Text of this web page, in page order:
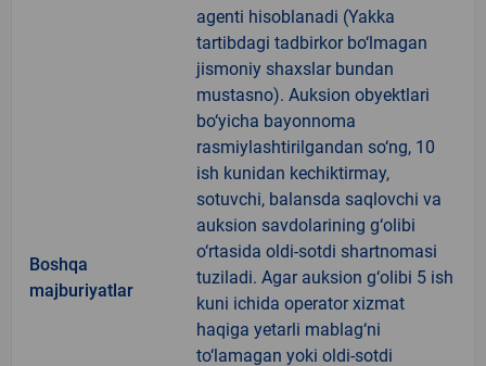
Boshqa
majburiyatlar
agenti hisoblanadi (Yakka
tartibdagi tadbirkor bo‘lmagan
jismoniy shaxslar bundan
mustasno). Auksion obyektlari
bo‘yicha bayonnoma
rasmiylashtirilgandan so‘ng, 10
ish kunidan kechiktirmay,
sotuvchi, balansda saqlovchi va
auksion savdolarining g‘olibi
o‘rtasida oldi-sotdi shartnomasi
tuziladi. Agar auksion g‘olibi 5 ish
kuni ichida operator xizmat
haqiga yetarli mablag‘ni
to‘lamagan yoki oldi-sotdi